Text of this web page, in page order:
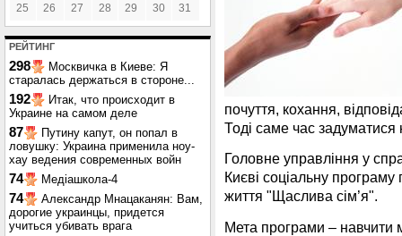
25 26 27 28 29 30 31
РЕЙТИНГ
298
Москвичка в Киеве: Я
старалась держаться в стороне...
192
Итак, что происходит в
Украине на самом деле
87
Путину капут, он попал в
ловушку: Украина применила ноу-
хау ведения современных войн
74 Медіашкола-4
74
Александр Мнацаканян: Вам,
дорогие украинцы, придется
учиться убивать врага
почуття, кохання,
Тоді саме час
Головне управління у
Києві соціальну
життя "Щаслива сім’я".
Мета програми – навчити